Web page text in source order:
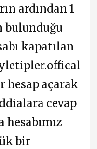
ardından 1
kapatılan
hesap açarak
cevap
bir